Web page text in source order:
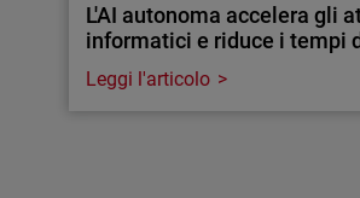
L'AI autonoma accelera gli
informatici e riduce i tempi
Leggi l'articolo